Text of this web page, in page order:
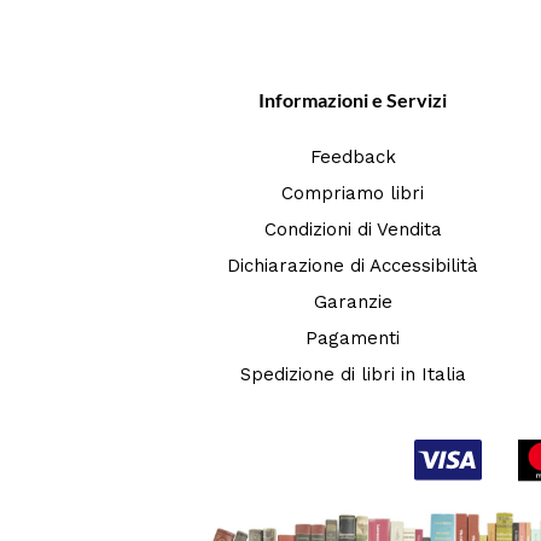
Informazioni e Servizi
Feedback
Compriamo libri
Condizioni di Vendita
Dichiarazione di Accessibilità
Garanzie
Pagamenti
Spedizione di libri in Italia